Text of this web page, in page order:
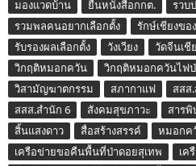
มองแวดบ้าน
ยื่นหนังสือกกต.
รวบ
รวมพลคนอยากเลือกตั้ง
รักษ์เชียงของ
รับรองผลเลือกตั้ง
วังเวียง วัดจีนเชี
วิกฤติหมอกควัน
วิกฤติหมอกควันไฟ
วิสามัญฆาตกรรม
สภากาแฟ สสส
สสส.สำนัก 6
สังคมสุขภาวะ
สารพิ
สิ้นแสงดาว
สื่อสร้างสรรค์ หมอกค
เครือข่ายขอคืนพื้นที่ป่าดอยสุเทพ
เค